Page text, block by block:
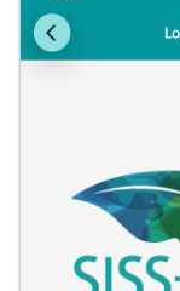
fotografia